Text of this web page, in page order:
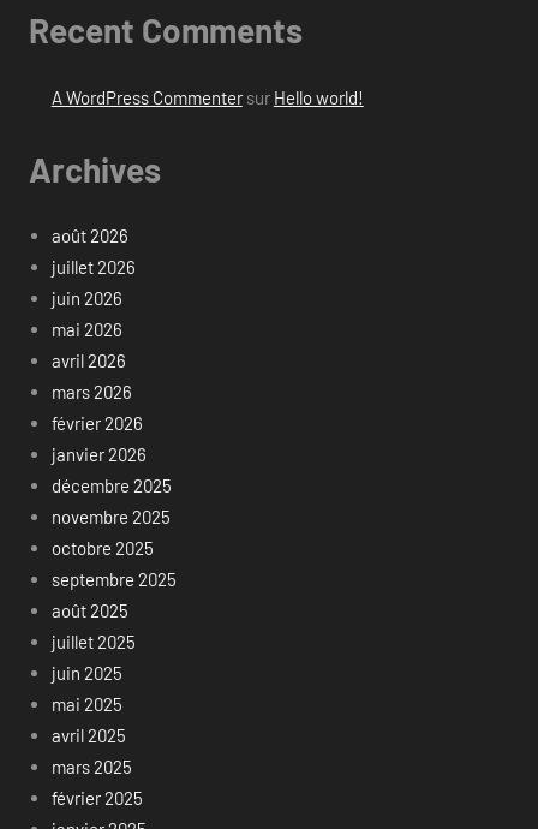
Recent Comments
A WordPress Commentersur Hello world!
Archives
août 2026
juillet 2026
juin 2026
mai 2026
avril 2026
mars 2026
février 2026
janvier 2026
décembre 2025
novembre 2025
octobre 2025
septembre 2025
août 2025
juillet 2025
juin 2025
mai 2025
avril 2025
mars 2025
février 2025